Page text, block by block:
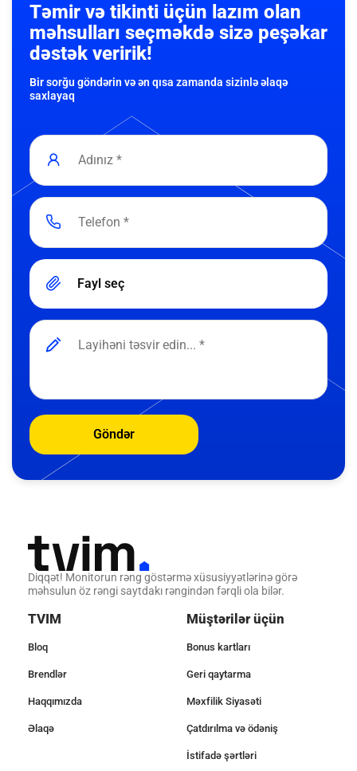
Təmir və tikinti üçün lazım olan
məhsulları seçməkdə sizə peşəkar
dəstək veririk!
Bir sorğu göndərin və ən qısa zamanda sizinlə əlaqə
saxlayaq
Fayl seç
Göndər
Diqqət! Monitorun rəng göstərmə xüsusiyyətlərinə görə
məhsulun öz rəngi saytdakı rəngindən fərqli ola bilər.
TVIM
Bloq
Brendlər
Haqqımızda
Əlaqə
Müştərilər üçün
Bonus kartları
Geri qaytarma
Məxfilik Siyasəti
Çatdırılma və ödəniş
İstifadə şərtləri